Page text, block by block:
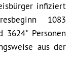
infiziert
1083
3624* Personen
aus der